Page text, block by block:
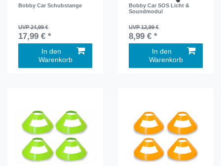
Bobby Car Schubstange
UVP 24,99 €
17,99 € *
In den
Warenkorb
Bobby Car SOS Licht &
Soundmodul
UVP 12,99 €
8,99 € *
In den
Warenkorb